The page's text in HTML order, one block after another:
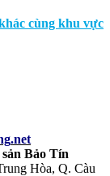
cùng khu vực
.net
Bảo Tín
Hòa, Q. Càu